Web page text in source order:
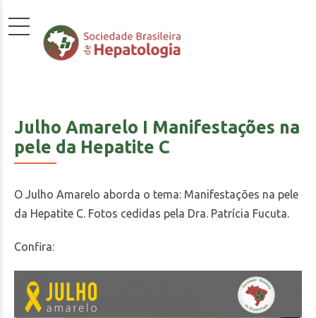
Julho Amarelo I Manifestações na
pele da Hepatite C
O Julho Amarelo aborda o tema: Manifestações na pele
da Hepatite C. Fotos cedidas pela Dra. Patrícia Fucuta.
Confira: